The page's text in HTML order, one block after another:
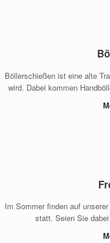
Böllerschießen ist eine alte
wird. Dabei kommen
Im Sommer finden auf
statt. Seien Sie